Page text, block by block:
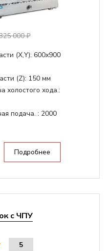
000 ₽
(Х,Y): 600x900
(Z): 150 мм
холостого хода.:
подача. : 2000
Подробнее
с ЧПУ
5